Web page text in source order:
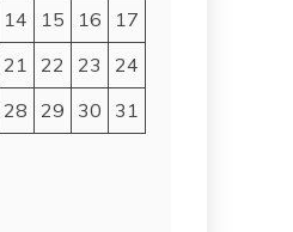
14 15 16
17
21 22 23
24
28 29 30 31